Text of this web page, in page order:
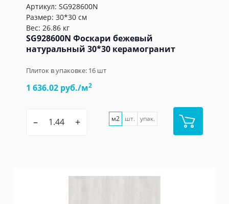
Артикул: SG928600N
Размер: 30*30 см
Вес: 26.86 кг
SG928600N Фоскари бежевый
натуральный 30*30 керамогранит
Плиток в упаковке: 16 шт
1 636.02 руб./м2
– + м2 шт. упак.